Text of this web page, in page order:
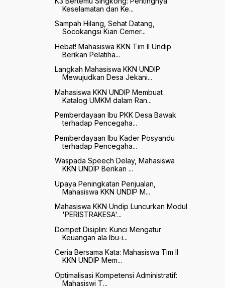
Keselamatan dan Ke...
Sampah Hilang, Sehat Datang,
Socokangsi Kian Cemer...
Hebat! Mahasiswa KKN Tim II Undip
Berikan Pelatiha...
Langkah Mahasiswa KKN UNDIP
Mewujudkan Desa Jekani...
Mahasiswa KKN UNDIP Membuat
Katalog UMKM dalam Ran...
Pemberdayaan Ibu PKK Desa Bawak
terhadap Pencegaha...
Pemberdayaan Ibu Kader Posyandu
terhadap Pencegaha...
Waspada Speech Delay, Mahasiswa
KKN UNDIP Berikan ...
Upaya Peningkatan Penjualan,
Mahasiswa KKN UNDIP M...
Mahasiswa KKN Undip Luncurkan Modul
'PERISTRAKESA'...
Dompet Disiplin: Kunci Mengatur
Keuangan ala Ibu-i...
Ceria Bersama Kata: Mahasiswa Tim II
KKN UNDIP Mem...
Optimalisasi Kompetensi Administratif:
Mahasiswi T...